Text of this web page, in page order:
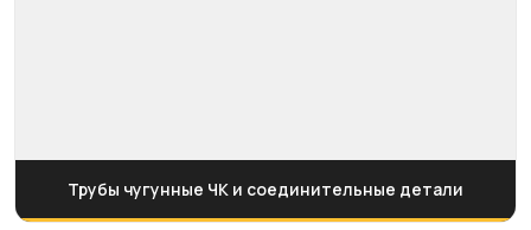
Трубы чугунные ЧК и соединительные детали